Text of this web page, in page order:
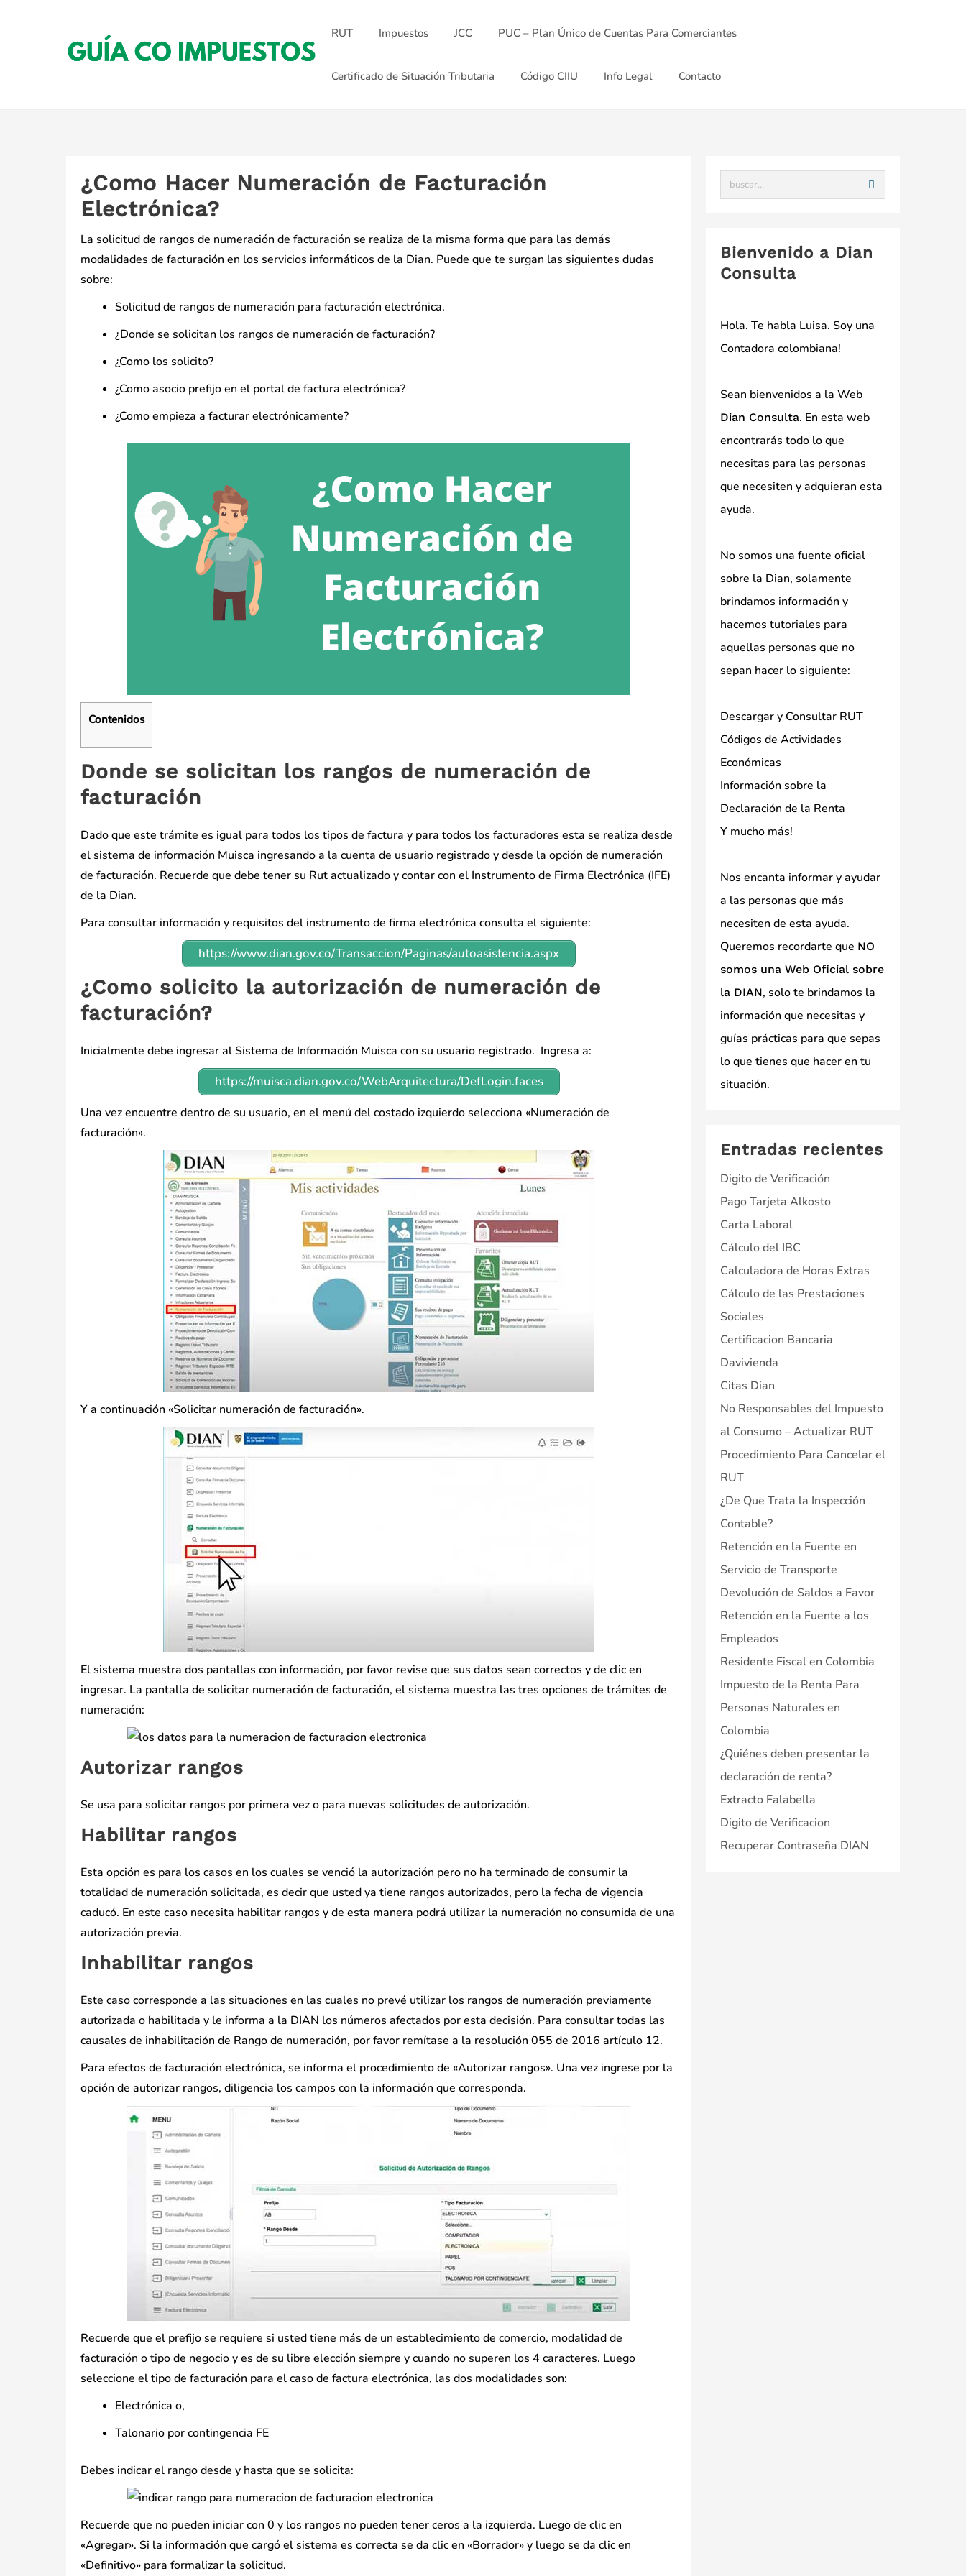
RUT Impuestos JCC PUC – Plan Único de Cuentas Para Comerciantes
Certificado de Situación Tributaria Código CIIU Info Legal Contacto
¿Como Hacer Numeración de Facturación
Electrónica?
La solicitud de rangos de numeración de facturación se realiza de la misma forma que para las demás
modalidades de facturación en los servicios informáticos de la Dian. Puede que te surgan las siguientes dudas
sobre:
Solicitud de rangos de numeración para facturación electrónica.
¿Donde se solicitan los rangos de numeración de facturación?
¿Como los solicito?
¿Como asocio prefijo en el portal de factura electrónica?
¿Como empieza a facturar electrónicamente?
Contenidos
Donde se solicitan los rangos de numeración de
facturación
Dado que este trámite es igual para todos los tipos de factura y para todos los facturadores esta se realiza desde
el sistema de información Muisca ingresando a la cuenta de usuario registrado y desde la opción de numeración
de facturación. Recuerde que debe tener su Rut actualizado y contar con el Instrumento de Firma Electrónica (IFE)
de la Dian.
Para consultar información y requisitos del instrumento de firma electrónica consulta el siguiente:
https://www.dian.gov.co/Transaccion/Paginas/autoasistencia.aspx
¿Como solicito la autorización de numeración de
facturación?
Inicialmente debe ingresar al Sistema de Información Muisca con su usuario registrado. Ingresa a:
https://muisca.dian.gov.co/WebArquitectura/DefLogin.faces
Una vez encuentre dentro de su usuario, en el menú del costado izquierdo selecciona «Numeración de
facturación».
Y a continuación «Solicitar numeración de facturación».
El sistema muestra dos pantallas con información, por favor revise que sus datos sean correctos y de clic en
ingresar. La pantalla de solicitar numeración de facturación, el sistema muestra las tres opciones de trámites de
numeración:
Autorizar rangos
Se usa para solicitar rangos por primera vez o para nuevas solicitudes de autorización.
Habilitar rangos
Esta opción es para los casos en los cuales se venció la autorización pero no ha terminado de consumir la
totalidad de numeración solicitada, es decir que usted ya tiene rangos autorizados, pero la fecha de vigencia
caducó. En este caso necesita habilitar rangos y de esta manera podrá utilizar la numeración no consumida de una
autorización previa.
Inhabilitar rangos
Este caso corresponde a las situaciones en las cuales no prevé utilizar los rangos de numeración previamente
autorizada o habilitada y le informa a la DIAN los números afectados por esta decisión. Para consultar todas las
causales de inhabilitación de Rango de numeración, por favor remítase a la resolución 055 de 2016 artículo 12.
Para efectos de facturación electrónica, se informa el procedimiento de «Autorizar rangos». Una vez ingrese por la
opción de autorizar rangos, diligencia los campos con la información que corresponda.
Recuerde que el prefijo se requiere si usted tiene más de un establecimiento de comercio, modalidad de
facturación o tipo de negocio y es de su libre elección siempre y cuando no superen los 4 caracteres. Luego
seleccione el tipo de facturación para el caso de factura electrónica, las dos modalidades son:
Electrónica o,
Talonario por contingencia FE
Debes indicar el rango desde y hasta que se solicita:
Recuerde que no pueden iniciar con 0 y los rangos no pueden tener ceros a la izquierda. Luego de clic en
«Agregar». Si la información que cargó el sistema es correcta se da clic en «Borrador» y luego se da clic en
«Definitivo» para formalizar la solicitud.
Bienvenido a Dian
Consulta
Hola. Te habla Luisa. Soy una
Contadora colombiana!
Sean bienvenidos a la Web
Dian Consulta. En esta web
encontrarás todo lo que
necesitas para las personas
que necesiten y adquieran esta
ayuda.
No somos una fuente oficial
sobre la Dian, solamente
brindamos información y
hacemos tutoriales para
aquellas personas que no
sepan hacer lo siguiente:
Descargar y Consultar RUT
Códigos de Actividades
Económicas
Información sobre la
Declaración de la Renta
Y mucho más!
Nos encanta informar y ayudar
a las personas que más
necesiten de esta ayuda.
Queremos recordarte que NO
somos una Web Oficial sobre
la DIAN, solo te brindamos la
información que necesitas y
guías prácticas para que sepas
lo que tienes que hacer en tu
situación.
Entradas recientes
Digito de Verificación
Pago Tarjeta Alkosto
Carta Laboral
Cálculo del IBC
Calculadora de Horas Extras
Cálculo de las Prestaciones
Sociales
Certificacion Bancaria
Davivienda
Citas Dian
No Responsables del Impuesto
al Consumo – Actualizar RUT
Procedimiento Para Cancelar el
RUT
¿De Que Trata la Inspección
Contable?
Retención en la Fuente en
Servicio de Transporte
Devolución de Saldos a Favor
Retención en la Fuente a los
Empleados
Residente Fiscal en Colombia
Impuesto de la Renta Para
Personas Naturales en
Colombia
¿Quiénes deben presentar la
declaración de renta?
Extracto Falabella
Digito de Verificacion
Recuperar Contraseña DIAN